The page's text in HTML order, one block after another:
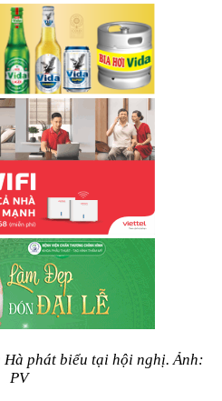
Hà phát biểu tại hội nghị. Ảnh:
PV